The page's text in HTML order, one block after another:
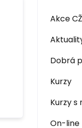
Akce
Dobrá
Kurzy
Kurzy
On-line